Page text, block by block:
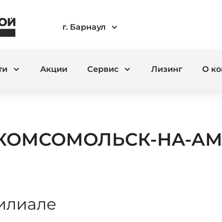
г. Барнаул
Акции Сервис Лизинг О
НА-